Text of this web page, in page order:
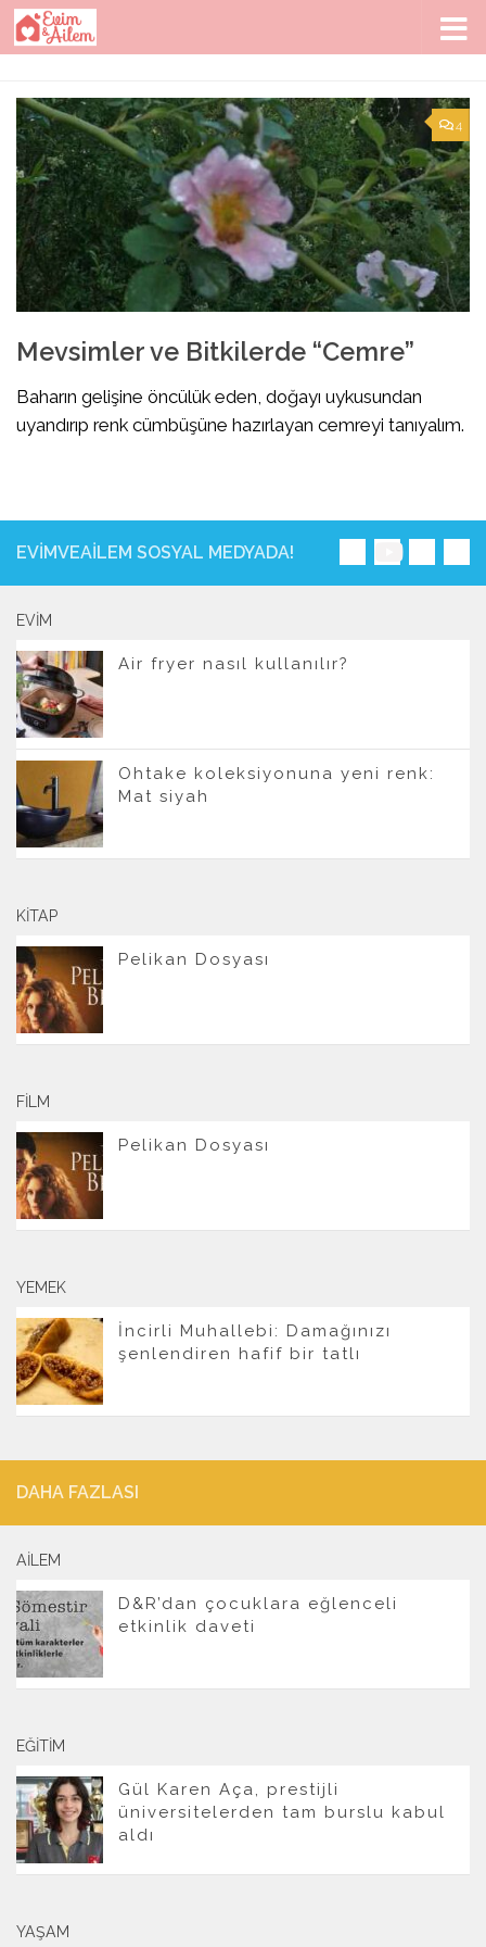
Skip to content
4
Mevsimler ve Bitkilerde “Cemre”
Baharın gelişine öncülük eden, doğayı uykusundan
uyandırıp renk cümbüşüne hazırlayan cemreyi tanıyalım.
EVIMVEAILEM SOSYAL MEDYADA!
EVIM
Air fryer nasıl kullanılır?
Ohtake koleksiyonuna yeni renk:
Mat siyah
KITAP
Pelikan Dosyası
FILM
Pelikan Dosyası
YEMEK
İncirli Muhallebi: Damağınızı
şenlendiren hafif bir tatlı
DAHA FAZLASI
AILEM
D&R’dan çocuklara eğlenceli
etkinlik daveti
EĞITIM
Gül Karen Aça, prestijli
üniversitelerden tam burslu kabul
aldı
YAŞAM